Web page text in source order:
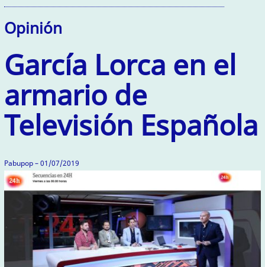
Opinión
García Lorca en el
armario de
Televisión Española
Pabupop – 01/07/2019